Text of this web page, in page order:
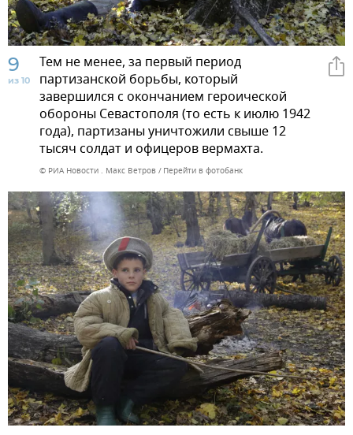
9
из 10
Тем не менее, за первый период
партизанской борьбы, который
завершился с окончанием героической
обороны Севастополя (то есть к июлю 1942
года), партизаны уничтожили свыше 12
тысяч солдат и офицеров вермахта.
© РИА Новости . Макс Ветров Перейти в фотобанк